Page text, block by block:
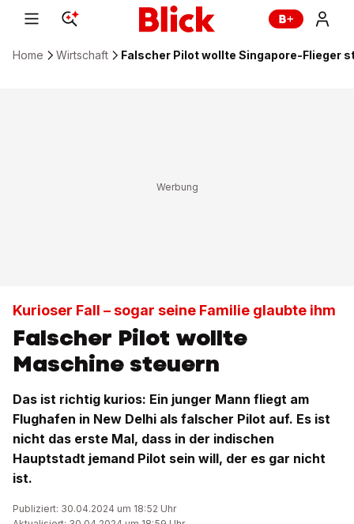
Home Wirtschaft Falscher Pilot wollte Singapore-Flieger
Kurioser Fall – sogar seine Familie glaubte ihm
Falscher Pilot wollte
Maschine steuern
Das ist richtig kurios: Ein junger Mann fliegt am
Flughafen in New Delhi als falscher Pilot auf. Es ist
nicht das erste Mal, dass in der indischen
Hauptstadt jemand Pilot sein will, der es gar nicht
ist.
Publiziert: 30.04.2024 um 18:52 Uhr